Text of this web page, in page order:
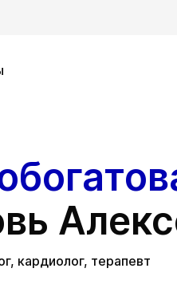
кардиолог, терапевт